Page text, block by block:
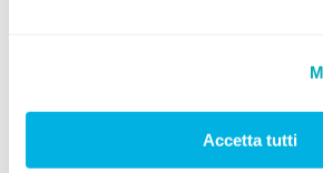
Accetta tutti
cerca d’impiego è aumentato di 0,1
Posti vacanti
Nel mese di marzo 2025 i posti